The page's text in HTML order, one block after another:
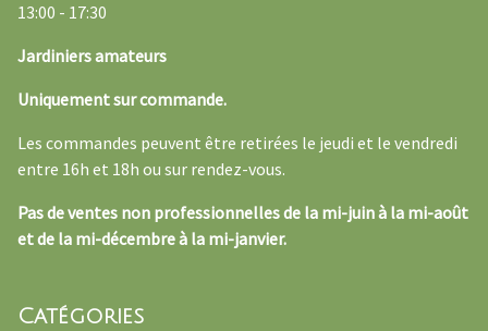
13:00 - 17:30
Jardiniers amateurs
Uniquement sur commande.
Les commandes peuvent être retirées le jeudi et le vendredi
entre 16h et 18h ou sur rendez-vous.
Pas de ventes non professionnelles de la mi-juin à la mi-août
et de la mi-décembre à la mi-janvier.
Catégories